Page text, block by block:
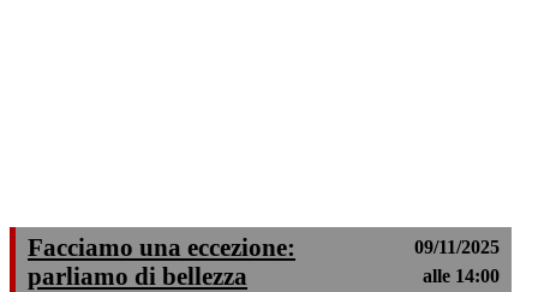
Facciamo una eccezione:
parliamo di bellezza
09/11/2025
alle 14:00